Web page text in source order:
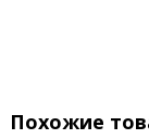
Похожие